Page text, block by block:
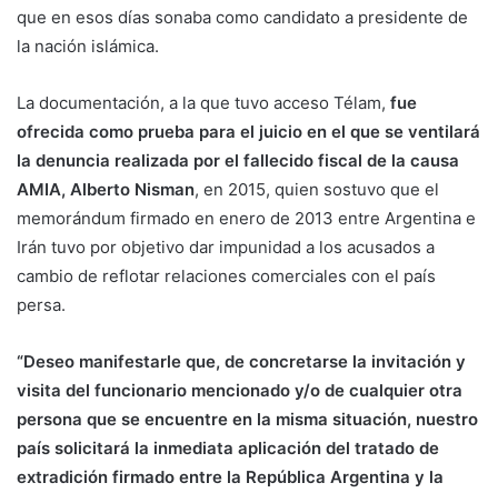
que en esos días sonaba como candidato a presidente de
la nación islámica.
La documentación, a la que tuvo acceso Télam, fue
ofrecida como prueba para el juicio en el que se ventilará
la denuncia realizada por el fallecido fiscal de la causa
AMIA, Alberto Nisman, en 2015, quien sostuvo que el
memorándum firmado en enero de 2013 entre Argentina e
Irán tuvo por objetivo dar impunidad a los acusados a
cambio de reflotar relaciones comerciales con el país
persa.
“Deseo manifestarle que, de concretarse la invitación y
visita del funcionario mencionado y/o de cualquier otra
persona que se encuentre en la misma situación, nuestro
país solicitará la inmediata aplicación del tratado de
extradición firmado entre la República Argentina y la